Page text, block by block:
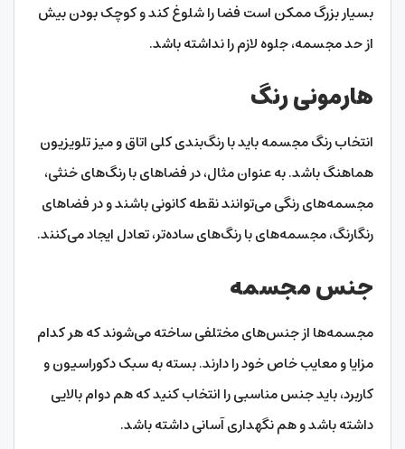
بسیار بزرگ ممکن است فضا را شلوغ کند و کوچک بودن بیش
از حد مجسمه، جلوه لازم را نداشته باشد.
هارمونی رنگ
انتخاب رنگ مجسمه باید با رنگ‌بندی کلی اتاق و میز تلویزیون
هماهنگ باشد. به عنوان مثال، در فضاهای با رنگ‌های خنثی،
مجسمه‌های رنگی می‌توانند نقطه کانونی باشند و در فضاهای
رنگارنگ، مجسمه‌های با رنگ‌های ساده‌تر، تعادل ایجاد می‌کنند.
جنس مجسمه
مجسمه‌ها از جنس‌های مختلفی ساخته می‌شوند که هر کدام
مزایا و معایب خاص خود را دارند. بسته به سبک دکوراسیون و
کاربرد، باید جنس مناسبی را انتخاب کنید که هم دوام بالایی
داشته باشد و هم نگهداری آسانی داشته باشد.